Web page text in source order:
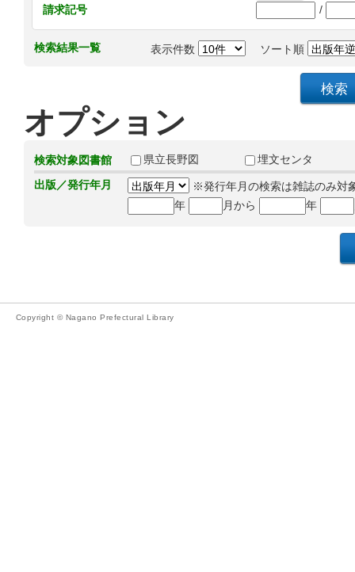
請求記号
/
検索結果一覧 表示件数 ソート順
オプション
検索対象図書館 県立長野図
埋文センタ
出版／発行年月
※発行年月の検索は雑誌のみ対
年
月から 年
Copyright © Nagano Prefectural Library